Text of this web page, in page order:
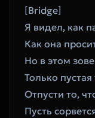
[Bridge]
Я видел, как
Как она
Но в этом
Только пустая
Отпусти то,
Пусть